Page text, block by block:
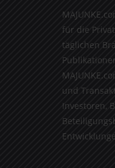
für die
täglichen
und
Investoren,